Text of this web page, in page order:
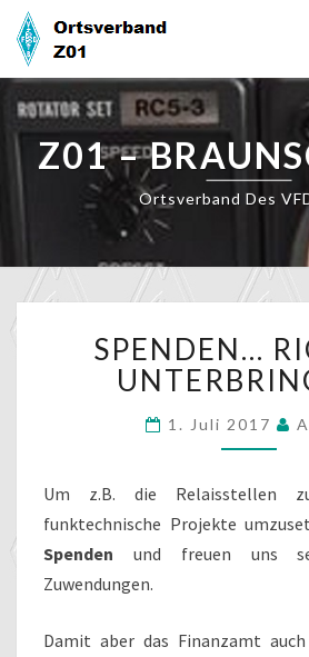
Skip
content
Z01 –
Ortsverband Des
SPENDEN…
1. Juli 2017
Um z.B. die Relaisstellen
funktechnische Projekte
Spenden und freuen uns
Zuwendungen.
Damit aber das Finanzamt